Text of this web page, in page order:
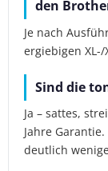
den
Je nach
ergiebigen
Sind die
Ja – sattes,
Jahre
deutlich